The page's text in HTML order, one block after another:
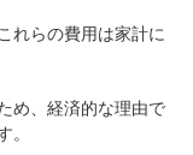
れらの費用は家計に
め、経済的な理由で
。